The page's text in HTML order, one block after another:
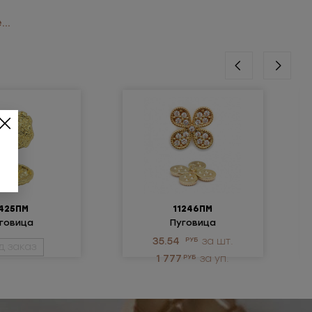
заказ
11246ПМ
Пуговица
металлическая
35.54 РУБ за шт.
1 777 РУБ за уп.